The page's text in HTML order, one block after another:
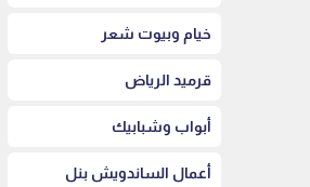
خيام وبيوت شعر
قرميد الرياض
أبواب وشبابيك
أعمال الساندويش بنل